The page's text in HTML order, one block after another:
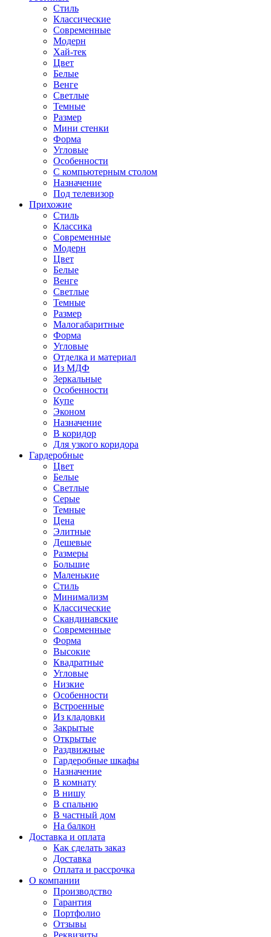
Стиль
Классические
Современные
Модерн
Хай-тек
Цвет
Белые
Венге
Светлые
Темные
Размер
Мини стенки
Форма
Угловые
Особенности
С компьютерным столом
Назначение
Под телевизор
Прихожие
Стиль
Классика
Современные
Модерн
Цвет
Белые
Венге
Светлые
Темные
Размер
Малогабаритные
Форма
Угловые
Отделка и материал
Из МДФ
Зеркальные
Особенности
Купе
Эконом
Назначение
В коридор
Для узкого коридора
Гардеробные
Цвет
Белые
Светлые
Серые
Темные
Цена
Элитные
Дешевые
Размеры
Большие
Маленькие
Стиль
Минимализм
Классические
Скандинавские
Современные
Форма
Высокие
Квадратные
Угловые
Низкие
Особенности
Встроенные
Из кладовки
Закрытые
Открытые
Раздвижные
Гардеробные шкафы
Назначение
В комнату
В нишу
В спальню
В частный дом
На балкон
Доставка и оплата
Как сделать заказ
Доставка
Оплата и рассрочка
О компании
Производство
Гарантия
Портфолио
Отзывы
Реквизиты